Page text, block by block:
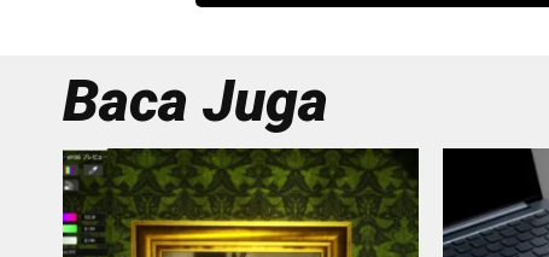
Baca Juga